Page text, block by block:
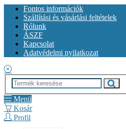
Fontos információk
Szállítási és vásárlási feltételek
Rólunk
ÁSZF
Kapcsolat
Adatvédelmi nyilatkozat
Menü
Kosár
Profil